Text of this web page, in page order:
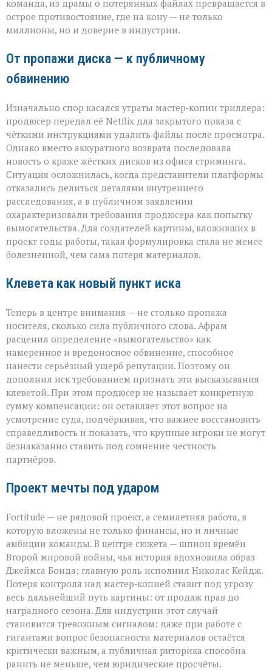
и
продюсера»
команда, из драмы о потерянных файлах превращается в
острое противостояние, где на кону — не только
миллионы, но и доверие в индустрии.
От пропажи диска — к публичному
обвинению
Изначально спор касался утраты мастер‑копии триллера:
продюсер передал её Netflix для закрытого показа с
чёткими инструкциями удалить файлы после просмотра.
Однако вместо аккуратного возврата последовала
новость о краже жёстких дисков из офиса стриминга.
Ситуация осложнилась, когда представители платформы
отказались делиться деталями внутреннего
расследования, а в публичном заявлении
охарактеризовали требования продюсера как попытку
вымогательства. Для создателей картины, вложивших в
проект годы работы, такая формулировка стала не менее
болезненной, чем сама потеря материалов.
Клевета как новый пункт иска
Теперь в центре внимания — не столько пропажа
носителя, сколько сила публичного слова. Афрам
расценил определение «вымогательство» как
намеренное и вредоносное обвинение, способное
нанести серьёзный ущерб репутации. Поэтому он
дополнил иск требованием признать эти высказывания
клеветой. При этом продюсер не называет конкретную
сумму компенсации: он оставляет этот вопрос на
усмотрение суда, подчёркивая, что важнее восстановить
справедливость и показать, что крупные игроки не могут
безнаказанно ставить под сомнение честность
партнёров.
Проект мечты под ударом
Fortitude — не рядовой проект, а семилетняя работа, в
которую вложены не только финансы, но и личные
амбиции команды. В центре сюжета — шпион времён
Второй мировой войны, чья история вдохновила образ
Джеймса Бонда; главную роль исполнил Николас Кейдж.
Потеря контроля над мастер‑копией ставит под угрозу
весь дальнейший путь картины: от продаж прав до
наградного сезона. Для индустрии этот случай
становится тревожным сигналом: даже при работе с
гигантами вопрос безопасности материалов остаётся
критически важным, а публичная риторика способна
ранить не меньше, чем юридические просчёты.